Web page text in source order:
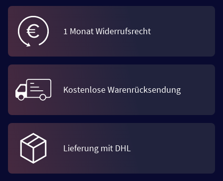
1 Monat Widerrufsrecht
Kostenlose Warenrücksendung
Lieferung mit DHL